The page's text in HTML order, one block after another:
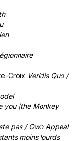
Croix Veridis Quo /
you (the Monkey
pas / Own Appeal
moins lourds